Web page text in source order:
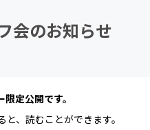
会のお知らせ
定公開です。
、読むことができます。